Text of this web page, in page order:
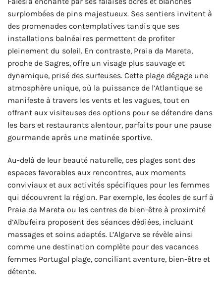
surplombées de pins majestueux. Ses sentiers invitent à
des promenades contemplatives tandis que ses
installations balnéaires permettent de profiter
pleinement du soleil. En contraste, Praia da Mareta,
proche de Sagres, offre un visage plus sauvage et
dynamique, prisé des surfeuses. Cette plage dégage une
atmosphère unique, où la puissance de l’Atlantique se
manifeste à travers les vents et les vagues, tout en
offrant aux visiteuses des options pour se détendre dans
les bars et restaurants alentour, parfaits pour une pause
gourmande après une matinée sportive.
Au-delà de leur beauté naturelle, ces plages sont des
espaces favorables aux rencontres, aux moments
conviviaux et aux activités spécifiques pour les femmes
qui découvrent la région. Par exemple, les écoles de surf à
Praia da Mareta ou les centres de bien-être à proximité
d’Albufeira proposent des séances dédiées, incluant
massages et soins adaptés. L’Algarve se révèle ainsi
comme une destination complète pour des vacances
femmes Portugal plage, conciliant aventure, bien-être et
détente.